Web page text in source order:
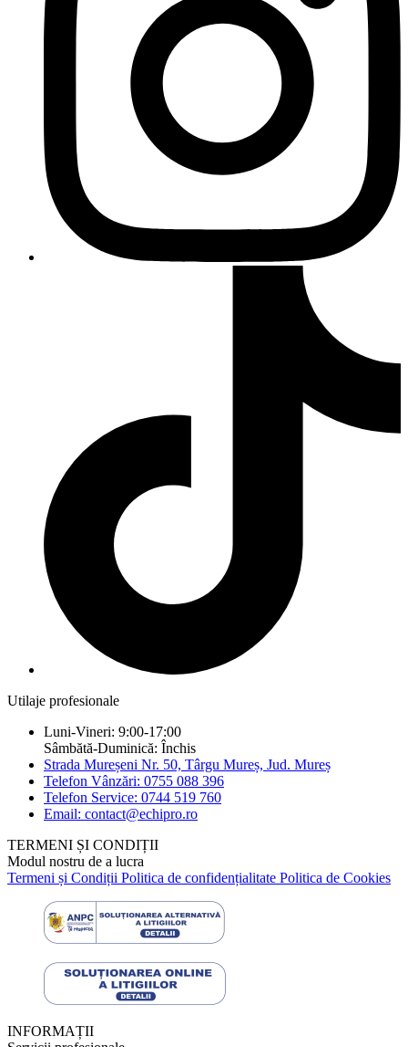
Utilaje profesionale
Luni-Vineri: 9:00-17:00
Sâmbătă-Duminică: Închis
Strada Mureșeni Nr. 50, Târgu Mureș, Jud. Mureș
Telefon Vânzări: 0755 088 396
Telefon Service: 0744 519 760
Email: contact@echipro.ro
TERMENI ȘI CONDIȚII
Modul nostru de a lucra
Termeni și Condiții Politica de confidențialitate Politica de Cookies
INFORMAȚII